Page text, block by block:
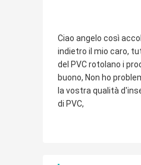
Ciao angelo così
indietro il mio caro,
del PVC rotolano i
buono, Non ho
la vostra qualità
di PVC,